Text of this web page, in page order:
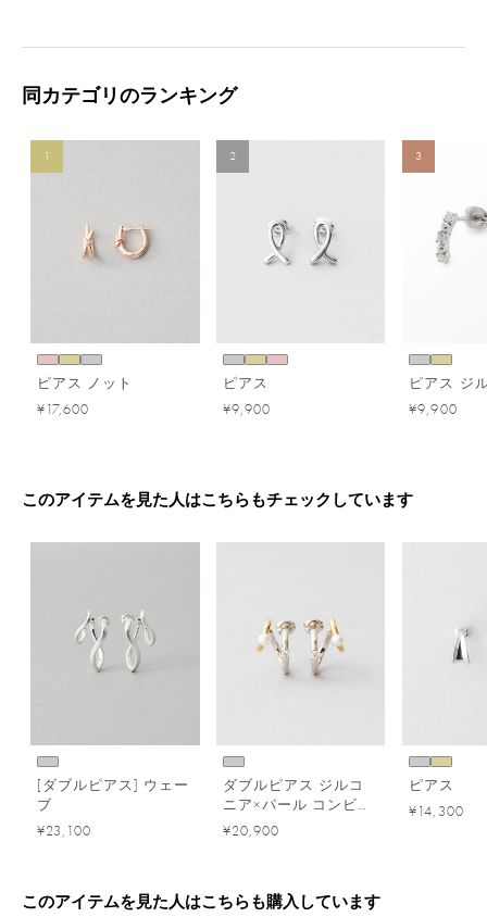
同カテゴリのランキング
1
ピアス ノット
¥17,600
2
ピアス
¥9,900
3
ピアス ジ
¥9,900
このアイテムを見た人はこちらもチェックしています
[ダブルピアス] ウェー
ブ
¥23,100
ダブルピアス ジルコ
ニア×パール コンビカ
ラー
¥20,900
ピアス
¥14,300
このアイテムを見た人はこちらも購入しています